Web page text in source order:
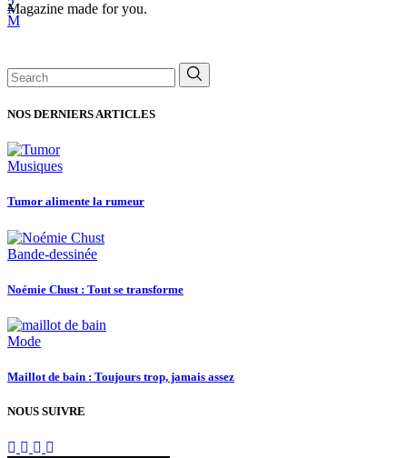
Magazine made for you.
Search
for:
NOS DERNIERS ARTICLES
Musiques
Tumor alimente la rumeur
Bande-dessinée
Noémie Chust : Tout se transforme
Mode
Maillot de bain : Toujours trop, jamais assez
NOUS SUIVRE